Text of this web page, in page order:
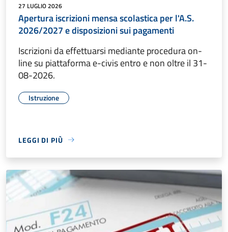
27 LUGLIO 2026
Apertura iscrizioni mensa scolastica per l'A.S.
2026/2027 e disposizioni sui pagamenti
Iscrizioni da effettuarsi mediante procedura on-
line su piattaforma e-civis entro e non oltre il 31-
08-2026.
Istruzione
LEGGI DI PIÙ